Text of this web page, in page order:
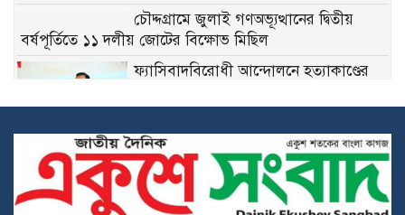
চৌদ্দগ্রামে জুলাই গণঅভ্যূত্থানের দ্বিতীয়
বর্ষপূর্তিতে ১১ দলীয় জোটের বিক্ষোভ মিছিল
ফ্যাসিবাদবিরোধী আন্দোলনে হত্যাকাণ্ডের
প্রধানমন্ত্রী
শেখ হাসিনার দিল্লিতে সংবাদমাধ্যমে বক্তব্যে
বাংলাদেশের তীব্র ক্ষোভ